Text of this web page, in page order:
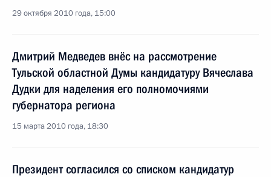
29 октября 2010 года, 15:00
Дмитрий Медведев внёс на рассмотрение
Тульской областной Думы кандидатуру Вячеслава
Дудки для наделения его полномочиями
губернатора региона
15 марта 2010 года, 18:30
Президент согласился со списком кандидатур